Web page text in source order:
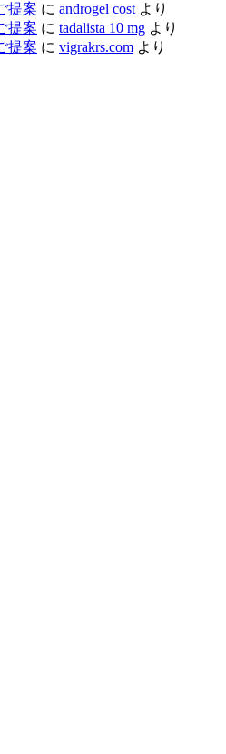
提案 に androgel costより
提案 に tadalista 10 mg より
提案 に vigrakrs.com より